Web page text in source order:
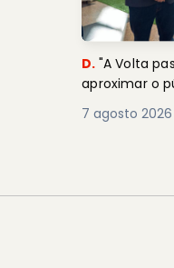
D. "A Volta
aproximar o
7 agosto 2026